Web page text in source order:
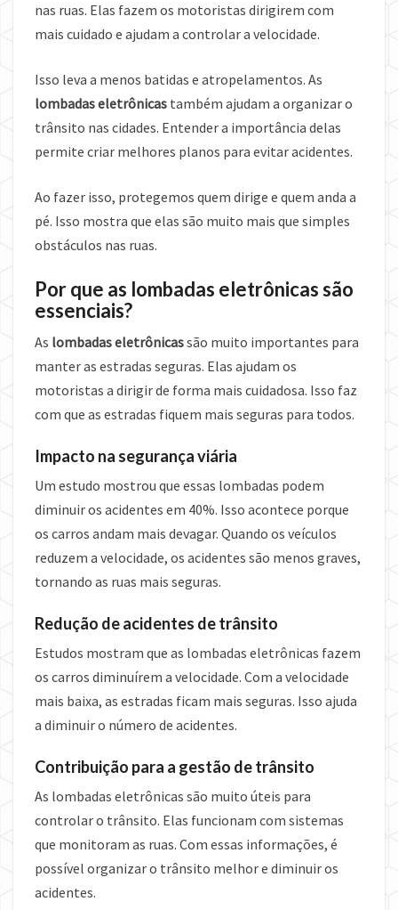
nas ruas. Elas fazem os motoristas dirigirem com
mais cuidado e ajudam a controlar a velocidade.
Isso leva a menos batidas e atropelamentos. As
lombadas eletrônicas também ajudam a organizar o
trânsito nas cidades. Entender a importância delas
permite criar melhores planos para evitar acidentes.
Ao fazer isso, protegemos quem dirige e quem anda a
pé. Isso mostra que elas são muito mais que simples
obstáculos nas ruas.
Por que as lombadas eletrônicas são
essenciais?
As lombadas eletrônicassão muito importantes para
manter as estradas seguras. Elas ajudam os
motoristas a dirigir de forma mais cuidadosa. Isso faz
com que as estradas fiquem mais seguras para todos.
Impacto na segurança viária
Um estudo mostrou que essas lombadas podem
diminuir os acidentes em 40%. Isso acontece porque
os carros andam mais devagar. Quando os veículos
reduzem a velocidade, os acidentes são menos graves,
tornando as ruas mais seguras.
Redução de acidentes de trânsito
Estudos mostram que as lombadas eletrônicas fazem
os carros diminuírem a velocidade. Com a velocidade
mais baixa, as estradas ficam mais seguras. Isso ajuda
a diminuir o número de acidentes.
Contribuição para a gestão de trânsito
As lombadas eletrônicas são muito úteis para
controlar o trânsito. Elas funcionam com sistemas
que monitoram as ruas. Com essas informações, é
possível organizar o trânsito melhor e diminuir os
acidentes.